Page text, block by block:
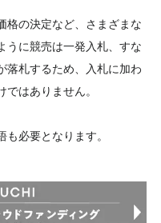
格の決定など、さまざまな
うに競売は一発入札、すな
落札するため、入札に加わ
はありません。
必要となります。